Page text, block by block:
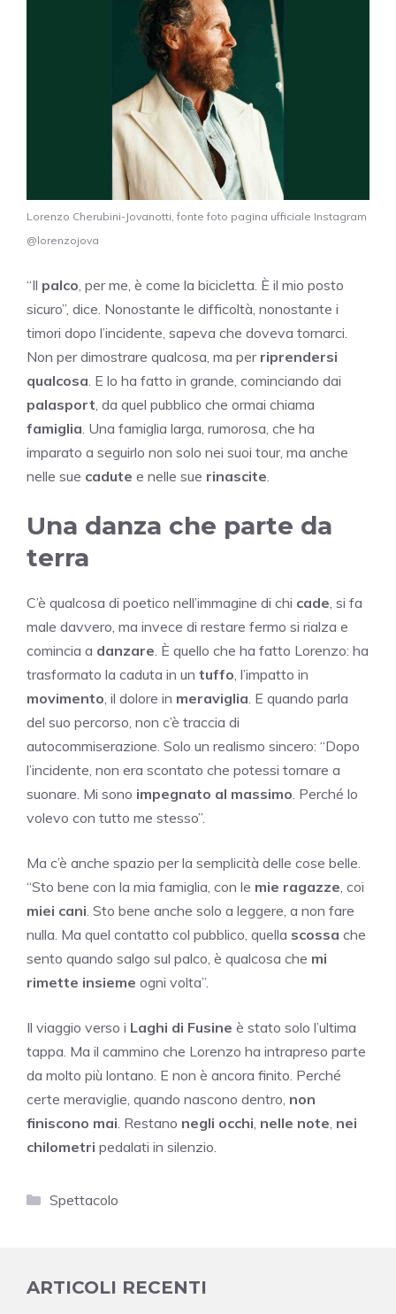
Lorenzo Cherubini-Jovanotti, fonte foto pagina ufficiale Instagram
@lorenzojova
“Il palco , per me, è come la bicicletta. È il mio posto
sicuro”, dice. Nonostante le difficoltà, nonostante i
timori dopo l’incidente, sapeva che doveva tornarci.
Non per dimostrare qualcosa, ma per riprendersi
qualcosa . E lo ha fatto in grande, cominciando dai
palasport , da quel pubblico che ormai chiama
famiglia . Una famiglia larga, rumorosa, che ha
imparato a seguirlo non solo nei suoi tour, ma anche
nelle sue cadute e nelle sue rinascite
Una danza che parte da
terra
C’è qualcosa di poetico nell’immagine di chi cade , si fa
male davvero, ma invece di restare fermo si rialza e
comincia a danzare . È quello che ha fatto Lorenzo: ha
trasformato la caduta in un tuffo , l’impatto in
movimento , il dolore in meraviglia . E quando parla
del suo percorso, non c’è traccia di
autocommiserazione. Solo un realismo sincero: “Dopo
l’incidente, non era scontato che potessi tornare a
suonare. Mi sono impegnato al massimo . Perché lo
volevo con tutto me stesso”.
Ma c’è anche spazio per la semplicità delle cose belle.
“Sto bene con la mia famiglia, con le mie ragazze , coi
miei cani . Sto bene anche solo a leggere, a non fare
nulla. Ma quel contatto col pubblico, quella scossa che
sento quando salgo sul palco, è qualcosa che mi
rimette insieme ogni volta”.
Il viaggio verso i Laghi di Fusine è stato solo l’ultima
tappa. Ma il cammino che Lorenzo ha intrapreso parte
da molto più lontano. E non è ancora finito. Perché
certe meraviglie, quando nascono dentro, non
finiscono mai . Restano negli occhi nelle note nei
chilometri pedalati in silenzio.
Categorie
Spettacolo
ARTICOLI RECENTI